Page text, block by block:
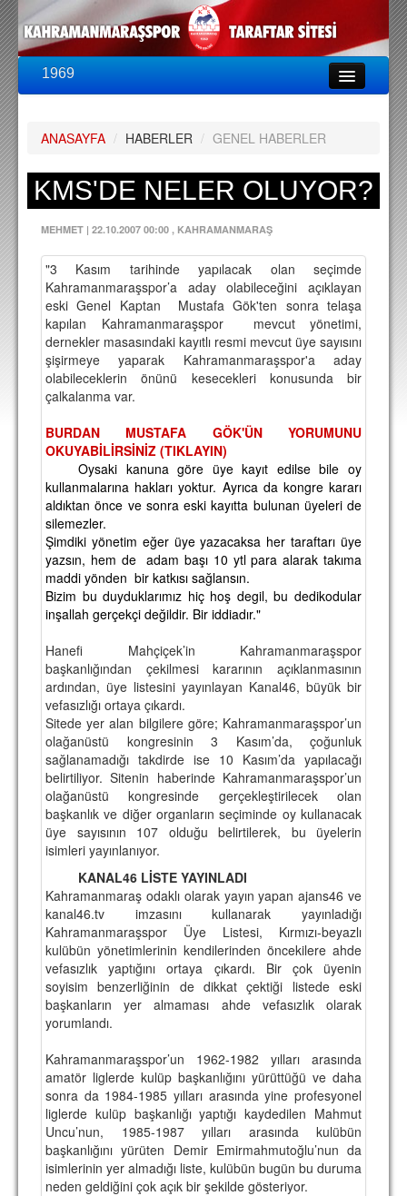
1969
PUAN DURUMU
FİKSTÜR
KADRO
A TAKIM KADROSU
TEKNİK KADRO
TRANSFERLER
TARAFTAR
BİLETLER
LİSANSLI ÜRÜNLER
MULTİMEDYA
FOTOĞRAF & VİDEOLAR
MARŞ & TEZAHÜRATLAR
KULÜP
AMBLEM
SPOR TESİSLERİ
YÖNETİM KURULU
PERSONEL
SPONSORLAR
TARİHÇE
TARİHİ BAŞARILAR
KUPA MAÇLARI
ESKi BAŞKANLAR
ESKİ HOCALAR
HAKKIMIZDA
HAKKIMIZDA
İRTİBAT
SİTE İSTATİSTİKLERİ
REKLAM YAYINI
ANASAYFA / HABERLER / GENEL HABERLER
KMS'DE NELER OLUYOR?
MEHMET | 22.10.2007 00:00 , KAHRAMANMARAŞ
"3 Kasım tarihinde yapılacak olan seçimde
Kahramanmaraşspor’a aday olabileceğini açıklayan
eski Genel Kaptan
Mustafa Gök'ten sonra telaşa
kapılan Kahramanmaraşspor
mevcut yönetimi,
dernekler masasındaki kayıtlı resmi mevcut üye sayısını
şişirmeye yaparak Kahramanmaraşspor'a aday
olabileceklerin önünü kesecekleri konusunda bir
çalkalanma var.
BURDAN MUSTAFA GÖK'ÜN YORUMUNU
OKUYABİLİRSİNİZ (TIKLAYIN)
Oysaki kanuna göre üye kayıt edilse bile oy
kullanmalarına hakları yoktur. Ayrıca da kongre kararı
aldıktan önce ve sonra eski kayıtta bulunan üyeleri de
silemezler.
Şimdiki yönetim eğer üye yazacaksa her taraftarı üye
yazsın, hem de adam başı 10 ytl para alarak takıma
maddi yönden bir katkısı sağlansın.
Bizim bu duyduklarımız hiç hoş degil, bu dedikodular
inşallah gerçekçi değildir. Bir iddiadır."
Hanefi Mahçiçek’in Kahramanmaraşspor
başkanlığından çekilmesi kararının açıklanmasının
ardından, üye listesini yayınlayan Kanal46, büyük bir
vefasızlığı ortaya çıkardı.
Sitede yer alan bilgilere göre; Kahramanmaraşspor’un
olağanüstü kongresinin 3 Kasım’da, çoğunluk
sağlanamadığı takdirde ise 10 Kasım’da yapılacağı
belirtiliyor. Sitenin haberinde Kahramanmaraşspor’un
olağanüstü kongresinde gerçekleştirilecek olan
başkanlık ve diğer organların seçiminde oy kullanacak
üye sayısının 107 olduğu belirtilerek, bu üyelerin
isimleri yayınlanıyor.
KANAL46 LİSTE YAYINLADI
Kahramanmaraş odaklı olarak yayın yapan ajans46 ve
kanal46.tv imzasını kullanarak yayınladığı
Kahramanmaraşspor Üye Listesi, Kırmızı-beyazlı
kulübün yönetimlerinin kendilerinden öncekilere ahde
vefasızlık yaptığını ortaya çıkardı. Bir çok üyenin
soyisim benzerliğinin de dikkat çektiği listede eski
başkanların yer almaması ahde vefasızlık olarak
yorumlandı.
Kahramanmaraşspor’un 1962-1982 yılları arasında
amatör liglerde kulüp başkanlığını yürüttüğü ve daha
sonra da 1984-1985 yılları arasında yine profesyonel
liglerde kulüp başkanlığı yaptığı kaydedilen Mahmut
Uncu’nun, 1985-1987 yılları arasında kulübün
başkanlığını yürüten Demir Emirmahmutoğlu’nun da
isimlerinin yer almadığı liste, kulübün bugün bu duruma
neden geldiğini çok açık bir şekilde gösteriyor.